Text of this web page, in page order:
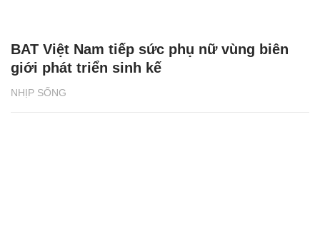
NHỊP SỐNG
BAT Việt Nam tiếp sức phụ nữ vùng biên
giới phát triển sinh kế